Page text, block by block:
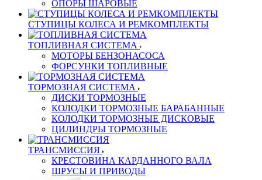
ОПОРЫ ШАРОВЫЕ
СТУПИЦЫ КОЛЕСА И РЕМКОМПЛЕКТЫ
ТОПЛИВНАЯ СИСТЕМА
МОТОРЫ БЕНЗОНАСОСА
ФОРСУНКИ ТОПЛИВНЫЕ
ТОРМОЗНАЯ СИСТЕМА
ДИСКИ ТОРМОЗНЫЕ
КОЛОДКИ ТОРМОЗНЫЕ БАРАБАННЫЕ
КОЛОДКИ ТОРМОЗНЫЕ ДИСКОВЫЕ
ЦИЛИНДРЫ ТОРМОЗНЫЕ
ТРАНСМИССИЯ
КРЕСТОВИНА КАРДАННОГО ВАЛА
ШРУСЫ И ПРИВОДЫ